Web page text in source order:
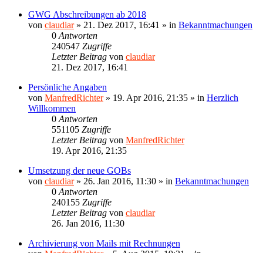
GWG Abschreibungen ab 2018
von claudiar» 21. Dez 2017, 16:41 » in Bekanntmachungen
0 Antworten
240547 Zugriffe
Letzter Beitrag von claudiar
21. Dez 2017, 16:41
Persönliche Angaben
von ManfredRichter» 19. Apr 2016, 21:35 » in Herzlich
Willkommen
0 Antworten
551105 Zugriffe
Letzter Beitrag von ManfredRichter
19. Apr 2016, 21:35
Umsetzung der neue GOBs
von claudiar» 26. Jan 2016, 11:30 » in Bekanntmachungen
0 Antworten
240155 Zugriffe
Letzter Beitrag von claudiar
26. Jan 2016, 11:30
Archivierung von Mails mit Rechnungen